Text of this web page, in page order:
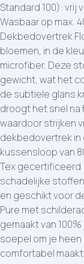
Standard 100): vrij
Wasbaar op max.
Dekbedovertrek
bloemen, in de
microfiber. Deze
gewicht, wat het
de subtiele glans
droogt het snel na
waardoor strijken
dekbedovertrek in
kussensloop van
Tex gecertificeerd
schadelijke
en geschikt voor
Pure met
gemaakt van
soepel om je
comfortabel